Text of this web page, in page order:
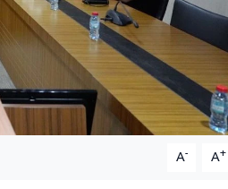
A- A+